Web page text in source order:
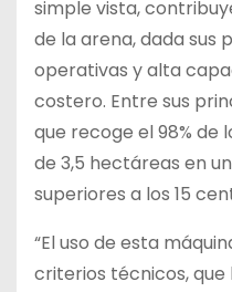
simple vista,
de la arena, dada sus
operativas y alta
costero. Entre sus
que recoge el 98% de
de 3,5 hectáreas en
superiores a los 15
“El uso de esta
criterios técnicos,